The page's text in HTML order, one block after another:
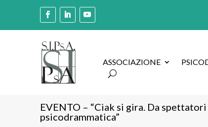
ASSOCIAZIONE
EVENTO – “Ciak si gira. Da
psicodrammatica”